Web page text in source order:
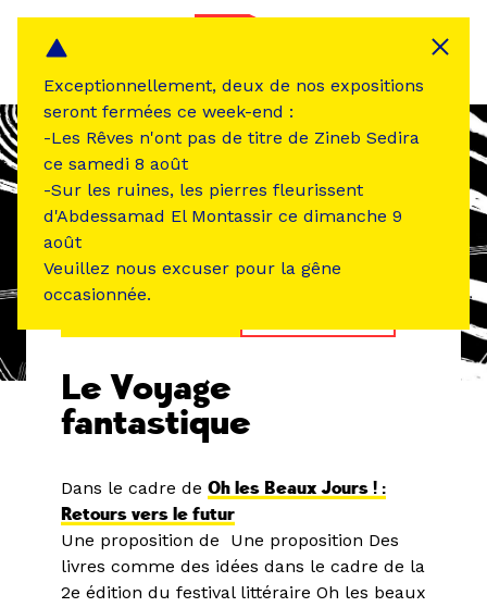
Le Voyage
fantastique
Dans le cadre de Oh les Beaux Jours ! :
Retours vers le futur
Une proposition de
Une proposition Des
livres comme des idées dans le cadre de la
2e édition du festival littéraire Oh les beaux
Exceptionnellement, deux de nos expositions
seront fermées ce week-end :
-Les Rêves n'ont pas de titre de Zineb Sedira
ce samedi 8 août
-Sur les ruines, les pierres fleurissent
d'Abdessamad El Montassir ce dimanche 9
août
Veuillez nous excuser pour la gêne
occasionnée.
Panneau de gestion des cookies